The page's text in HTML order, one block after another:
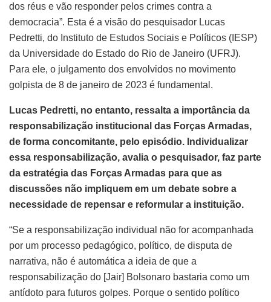
dos réus e vão responder pelos crimes contra a
democracia”. Esta é a visão do pesquisador Lucas
Pedretti, do Instituto de Estudos Sociais e Políticos (IESP)
da Universidade do Estado do Rio de Janeiro (UFRJ).
Para ele, o julgamento dos envolvidos no movimento
golpista de 8 de janeiro de 2023 é fundamental.
Lucas Pedretti, no entanto, ressalta a importância da
responsabilização institucional das Forças Armadas,
de forma concomitante, pelo episódio. Individualizar
essa responsabilização, avalia o pesquisador, faz parte
da estratégia das Forças Armadas para que as
discussões não impliquem em um debate sobre a
necessidade de repensar e reformular a instituição.
“Se a responsabilização individual não for acompanhada
por um processo pedagógico, político, de disputa de
narrativa, não é automática a ideia de que a
responsabilização do [Jair] Bolsonaro bastaria como um
antídoto para futuros golpes. Porque o sentido político